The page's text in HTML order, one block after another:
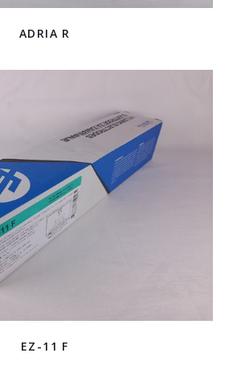
ADRIA R
EZ-11 F